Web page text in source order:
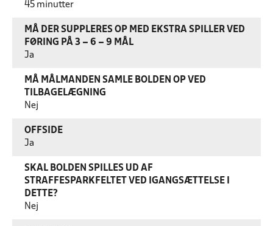
45 minutter
MÅ DER SUPPLERES OP MED EKSTRA SPILLER VED
FØRING PÅ 3 – 6 – 9 MÅL
Ja
MÅ MÅLMANDEN SAMLE BOLDEN OP VED
TILBAGELÆGNING
Nej
OFFSIDE
Ja
SKAL BOLDEN SPILLES UD AF
STRAFFESPARKFELTET VED IGANGSÆTTELSE I
DETTE?
Nej